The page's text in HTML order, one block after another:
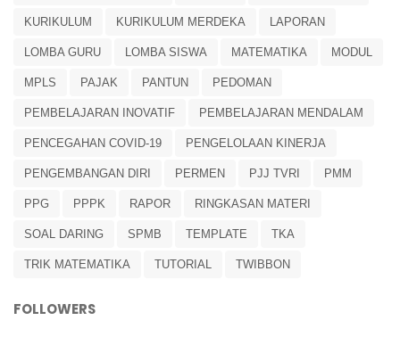
KURIKULUM KURIKULUM MERDEKA LAPORAN
LOMBA GURU LOMBA SISWA MATEMATIKA MODUL
MPLS PAJAK PANTUN PEDOMAN
PEMBELAJARAN INOVATIF PEMBELAJARAN MENDALAM
PENCEGAHAN COVID-19 PENGELOLAAN KINERJA
PENGEMBANGAN DIRI PERMEN PJJ TVRI PMM
PPG PPPK RAPOR RINGKASAN MATERI
SOAL DARING SPMB TEMPLATE TKA
TRIK MATEMATIKA TUTORIAL TWIBBON
FOLLOWERS